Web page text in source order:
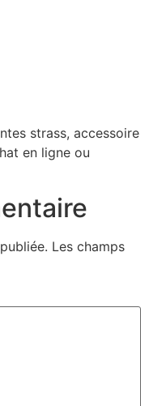
strass, accessoire
en ligne ou
Les champs